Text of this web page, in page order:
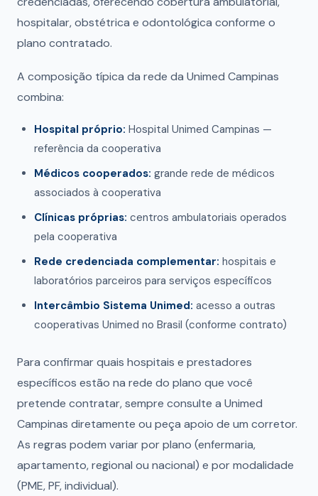
hospitalar, obstétrica e odontológica conforme o
plano contratado.
A composição típica da rede da Unimed Campinas
combina:
Hospital próprio: Hospital Unimed Campinas —
referência da cooperativa
Médicos cooperados: grande rede de médicos
associados à cooperativa
Clínicas próprias: centros ambulatoriais operados
pela cooperativa
Rede credenciada complementar: hospitais e
laboratórios parceiros para serviços específicos
Intercâmbio Sistema Unimed: acesso a outras
cooperativas Unimed no Brasil (conforme contrato)
Para confirmar quais hospitais e prestadores
específicos estão na rede do plano que você
pretende contratar, sempre consulte a Unimed
Campinas diretamente ou peça apoio de um corretor.
As regras podem variar por plano (enfermaria,
apartamento, regional ou nacional) e por modalidade
(PME, PF, individual).